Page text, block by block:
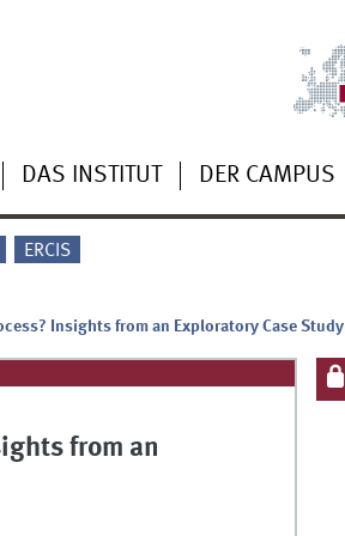
DAS INSTITUT DER CAMPUS
ERCIS
Insights from an Exploratory Case Study
from an